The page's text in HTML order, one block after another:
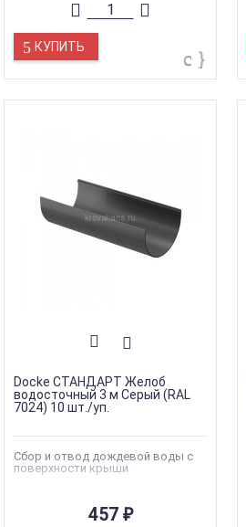
КУПИТЬ
Docke СТАНДАРТ Желоб
водосточный 3 м Серый (RAL
7024) 10 шт./уп.
Сбор и отвод дождевой воды с
поверхности крыши
457 ₽